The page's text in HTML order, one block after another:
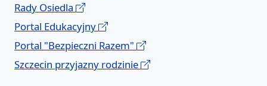
Rady Osiedla
Portal Edukacyjny
Portal "Bezpieczni Razem"
Szczecin przyjazny rodzinie